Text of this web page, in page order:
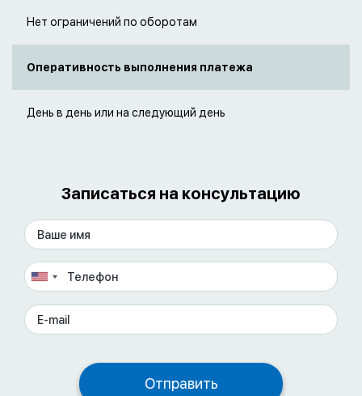
Нет ограничений по оборотам
Оперативность выполнения платежа
День в день или на следующий день
Записаться на консультацию